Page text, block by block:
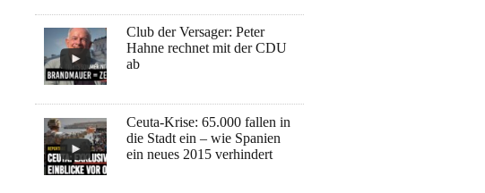
Club der Versager: Peter
Hahne rechnet mit der CDU
ab
Ceuta-Krise: 65.000 fallen in
die Stadt ein – wie Spanien
ein neues 2015 verhindert